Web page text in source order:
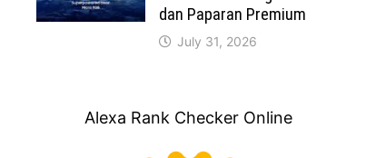
dan Paparan Premium
July 31, 2026
Alexa Rank Checker Online